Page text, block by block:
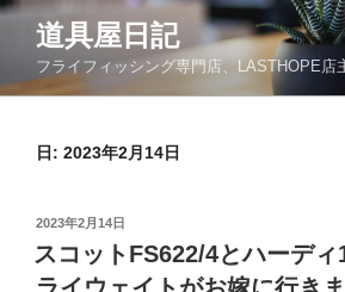
コ
ン
道具屋日記
フライフィッシング専門店、LASTHOPE店
日: 2023年2月14日
投
稿
日:
2023年2月14日
スコットFS622/4とハーデ